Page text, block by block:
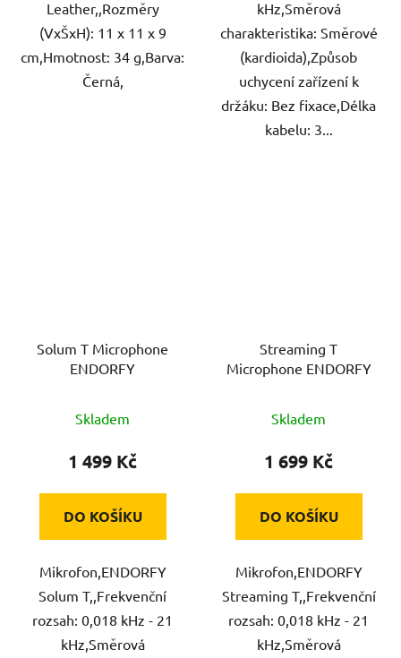
Leather,,Rozměry
(VxŠxH): 11 x 11 x 9
cm,Hmotnost: 34 g,Barva:
Černá,
kHz,Směrová
charakteristika: Směrové
(kardioida),Způsob
uchycení zařízení k
držáku: Bez fixace,Délka
kabelu: 3...
Solum T Microphone
ENDORFY
Skladem
1 499 Kč
DO KOŠÍKU
Mikrofon,ENDORFY
Solum T,,Frekvenční
rozsah: 0,018 kHz - 21
kHz,Směrová
Streaming T
Microphone ENDORFY
Skladem
1 699 Kč
DO KOŠÍKU
Mikrofon,ENDORFY
Streaming T,,Frekvenční
rozsah: 0,018 kHz - 21
kHz,Směrová